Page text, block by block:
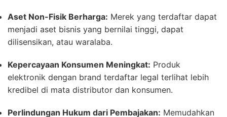
Aset Non-Fisik Berharga: Merek yang terdaftar dapat
menjadi aset bisnis yang bernilai tinggi, dapat
dilisensikan, atau waralaba.
Kepercayaan Konsumen Meningkat: Produk
elektronik dengan brand terdaftar legal terlihat lebih
kredibel di mata distributor dan konsumen.
Perlindungan Hukum dari Pembajakan: Memudahkan